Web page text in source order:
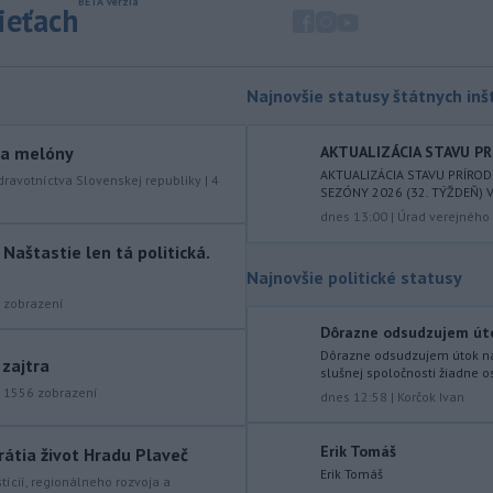
do ukončenia premávky bude z
Lovestream na starom letisku v
bratislavských Vajnoroch upravená
organizácia MHD v oblasti Vajnôr.
Haraslín môže v najbližšom období
zmeniť klubovú adresu. O 30-ročného
portálu isport.cz zaujíma
saudskoarabský Al-Fateh.
Vo veku 94 rokov zomrela 29.
Slovenského komorného
divadla (SKD) v Martine Helena
melóny
Slovenskej republiky | 4
Naštastie len tá politická.
zobrazení
zajtra
1556 zobrazení
život Hradu Plaveč
regionálneho rozvoja a
Najnovšie statusy štátnych
AKTUALIZÁCIA STAVU
AKTUALIZÁCIA STAVU
SEZÓNY 2026 (32.
dnes 13:00 | Úrad
Najnovšie politické statusy
Dôrazne odsudzujem
Dôrazne odsudzujem útok
slušnej spoločnosti žiadne
dnes 12:58 | Korčok Ivan
Erik Tomáš
Erik Tomáš